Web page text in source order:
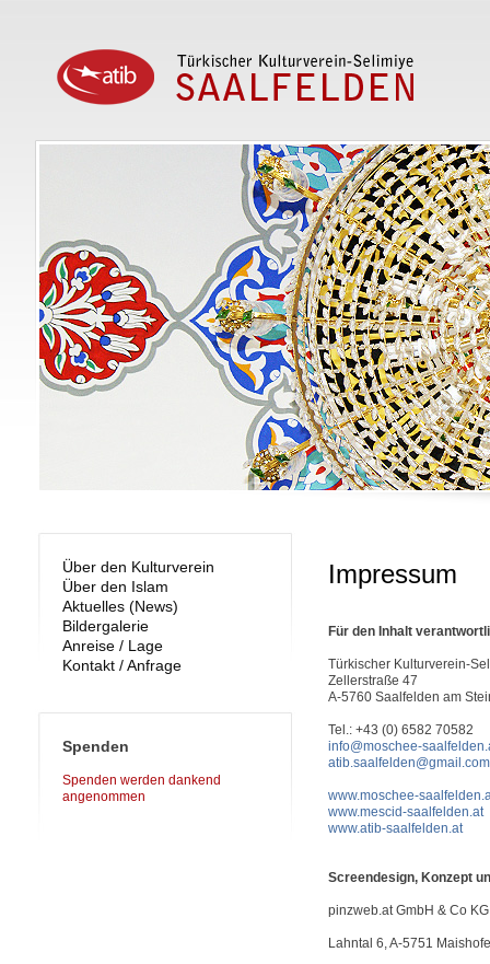
Über den Kulturverein
Über den Islam
Aktuelles (News)
Bildergalerie
Anreise / Lage
Kontakt / Anfrage
Spenden
Spenden werden dankend
angenommen
Impressum
Für den Inhalt
Türkischer Kulturverein-
Zellerstraße 47
A-5760 Saalfelden am
Tel.: +43 (0) 6582 70582
info@moschee-
atib.saalfelden@gmail.com
www.moschee-
www.mescid-saalfelden.at
www.atib-saalfelden.at
Screendesign, Konzept
pinzweb.at GmbH & Co KG
Lahntal 6, A-5751